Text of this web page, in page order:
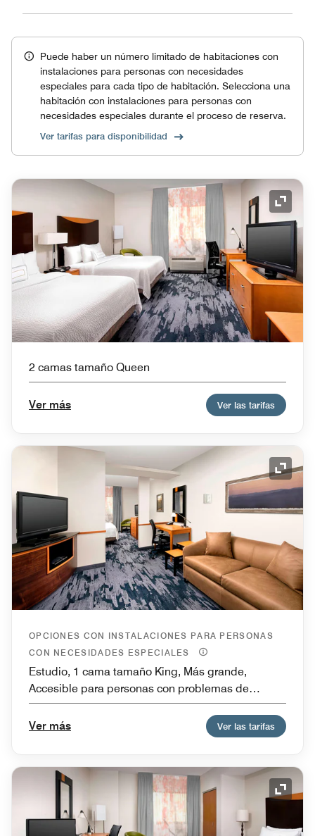
Puede haber un número limitado de habitaciones con
instalaciones para personas con necesidades
especiales para cada tipo de habitación. Selecciona una
habitación con instalaciones para personas con
necesidades especiales durante el proceso de reserva.
Ver tarifas para disponibilidad
Icono
2 camas tamaño Queen
Ver más Ver las tarifas
Icono
OPCIONES CON INSTALACIONES PARA PERSONAS
CON NECESIDADES ESPECIALES
Estudio, 1 cama tamaño King, Más grande,
Accesible para personas con problemas de
audición, Sofá cama
Ver más
Ver las tarifas
Icono